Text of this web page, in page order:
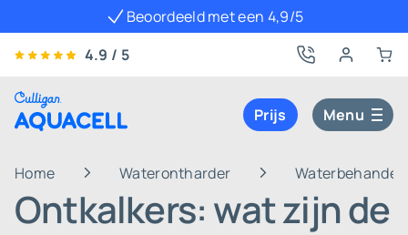
Beoordeeld met een 4,9/5
4.9 / 5
Prijs Menu
Home Waterontharder
Ontkalkers: wat zijn de